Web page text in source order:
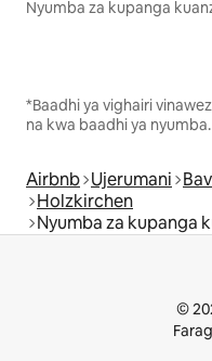
*Baadhi ya vighairi
na kwa baadhi ya nyumba.
Airbnb Ujerumani
Holzkirchen
Nyumba za kupanga
©